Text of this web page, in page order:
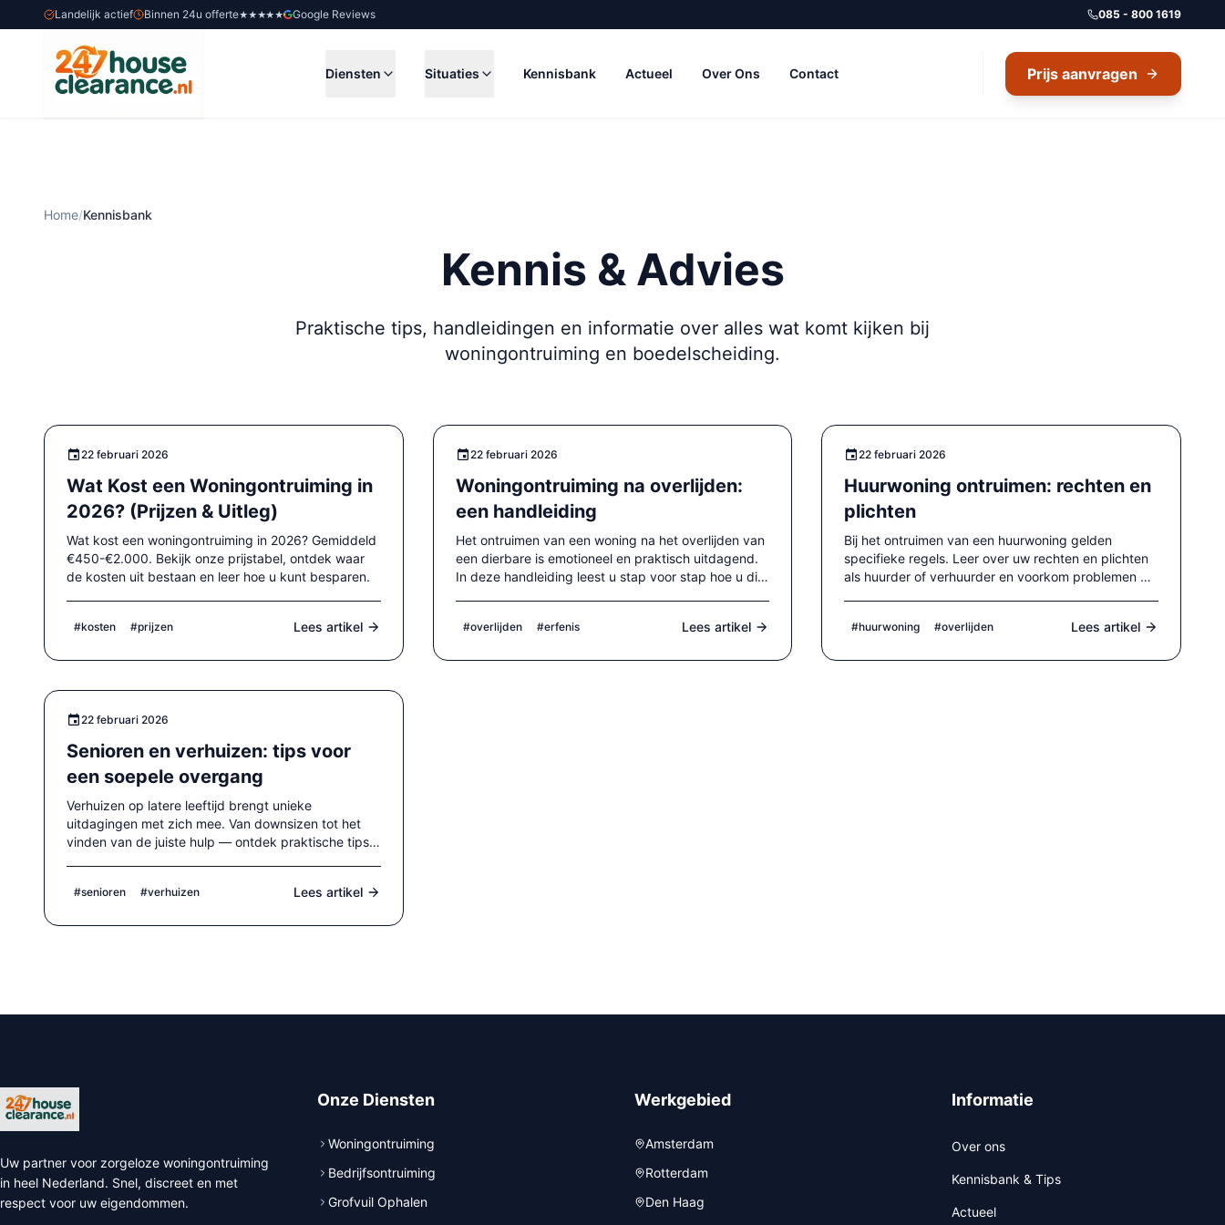
Landelijk actief Binnen 24u offerte★★★★★ Google Reviews 085 - 800 1619
Diensten Situaties Kennisbank Actueel Over Ons Contact Prijs aanvragen
Home/Kennisbank
Kennis & Advies
Praktische tips, handleidingen en informatie over alles wat komt kijken bij
woningontruiming en boedelscheiding.
22 februari 2026
Wat Kost een Woningontruiming in
2026? (Prijzen & Uitleg)
Wat kost een woningontruiming in 2026? Gemiddeld
€450-€2.000. Bekijk onze prijstabel, ontdek waar
de kosten uit bestaan en leer hoe u kunt besparen.
#kosten #prijzen Lees artikel
22 februari 2026
Woningontruiming na overlijden:
een handleiding
Het ontruimen van een woning na het overlijden van
een dierbare is emotioneel en praktisch uitdagend.
In deze handleiding leest u stap voor stap hoe u dit
#overlijden #erfenis Lees artikel
22 februari 2026
Huurwoning ontruimen: rechten en
plichten
Bij het ontruimen van een huurwoning gelden
specifieke regels. Leer over uw rechten en plichten
als huurder of verhuurder en voorkom problemen bij
#huurwoning #overlijden Lees artikel
22 februari 2026
Senioren en verhuizen: tips voor
een soepele overgang
Verhuizen op latere leeftijd brengt unieke
uitdagingen met zich mee. Van downsizen tot het
vinden van de juiste hulp — ontdek praktische tips
#senioren #verhuizen Lees artikel
Uw partner voor zorgeloze woningontruiming
in heel Nederland. Snel, discreet en met
respect voor uw eigendommen.
Onze Diensten
Woningontruiming
Bedrijfsontruiming
Grofvuil Ophalen
Werkgebied
Amsterdam
Rotterdam
Den Haag
Informatie
Over ons
Kennisbank & Tips
Actueel